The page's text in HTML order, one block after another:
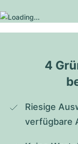
4
Riesige
verfügbare